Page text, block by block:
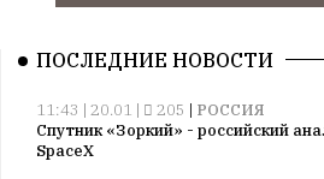
ПОСЛЕДНИЕ НОВОСТИ
11:43 | 20.01 | 205 | РОССИЯ
Спутник «Зоркий» - российский
SpaceX